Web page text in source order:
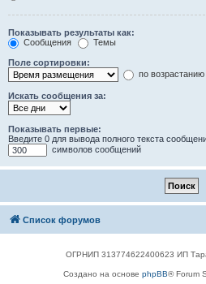
Показывать результаты как:
Сообщения
Темы
Поле сортировки:
по возрастанию
Искать сообщения за:
Показывать первые:
Введите 0 для вывода полного текста
символов сообщений
Список форумов
ОГРНИП 313774622400623 ИП
Создано на основе phpBB® Forum